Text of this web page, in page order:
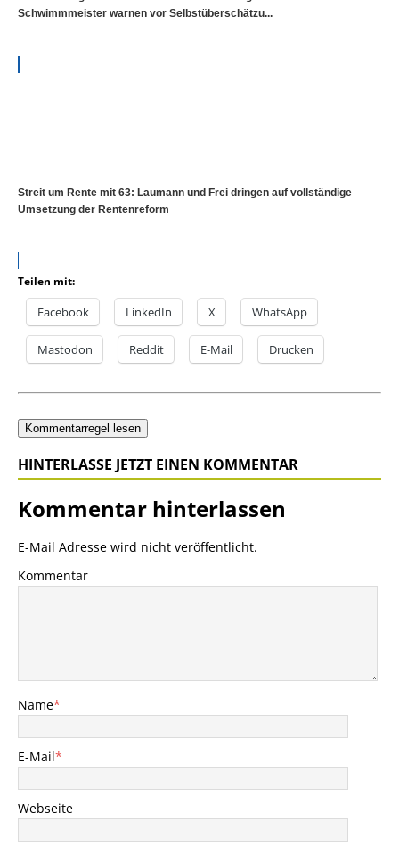
Schwimmmeister warnen vor Selbstüberschätzu...
Streit um Rente mit 63: Laumann und Frei dringen auf vollständige
Umsetzung der Rentenreform
Teilen mit:
Facebook LinkedIn X WhatsApp
Mastodon Reddit E-Mail Drucken
Kommentarregel lesen
HINTERLASSE JETZT EINEN KOMMENTAR
Kommentar hinterlassen
E-Mail Adresse wird nicht veröffentlicht.
Kommentar
Name*
E-Mail*
Webseite